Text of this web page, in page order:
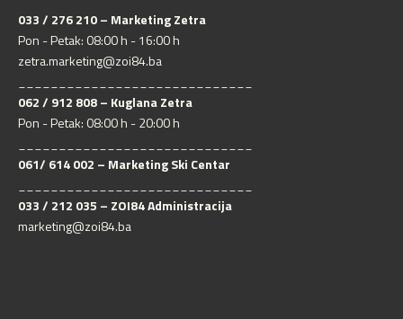
033 / 276 210 – Marketing Zetra
Pon - Petak: 08:00 h - 16:00 h
zetra.marketing@zoi84.ba
062 / 912 808 – Kuglana Zetra
Pon - Petak: 08:00 h - 20:00 h
061/ 614 002 – Marketing Ski Centar
033 / 212 035 – ZOI84 Administracija
marketing@zoi84.ba